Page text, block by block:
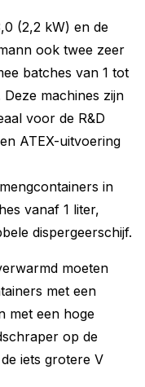
(2,2 kW) en de
ook twee zeer
batches van 1 tot
machines zijn
voor de R&D
ATEX-uitvoering
in
vanaf 1 liter,
dispergeerschijf.
moeten
met een
met een hoge
op de
iets grotere V